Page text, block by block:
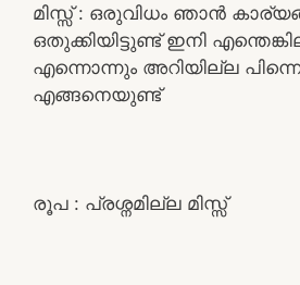
മിസ്സ്‌ : ഒരുവിധം ഞാൻ
ഒതുക്കിയിട്ടുണ്ട് ഇനി
എന്നൊന്നും അറിയില്ല
എങ്ങനെയുണ്ട്
രൂപ : പ്രശ്നമില്ല മിസ്സ്‌